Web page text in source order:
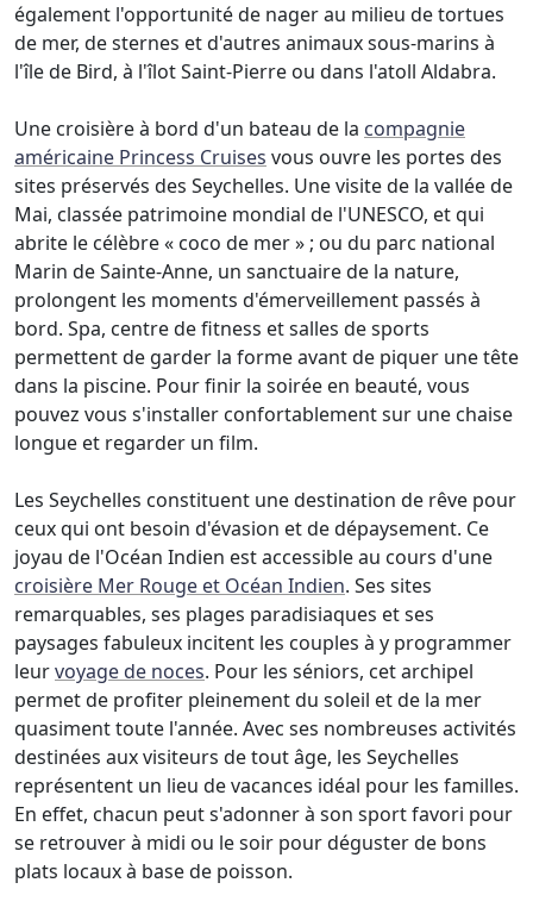
également l'opportunité de nager au milieu de tortues
de mer, de sternes et d'autres animaux sous-marins à
l'île de Bird, à l'îlot Saint-Pierre ou dans l'atoll Aldabra.
Une croisière à bord d'un bateau de la compagnie
américaine Princess Cruises vous ouvre les portes des
sites préservés des Seychelles. Une visite de la vallée de
Mai, classée patrimoine mondial de l'UNESCO, et qui
abrite le célèbre « coco de mer » ; ou du parc national
Marin de Sainte-Anne, un sanctuaire de la nature,
prolongent les moments d'émerveillement passés à
bord. Spa, centre de fitness et salles de sports
permettent de garder la forme avant de piquer une tête
dans la piscine. Pour finir la soirée en beauté, vous
pouvez vous s'installer confortablement sur une chaise
longue et regarder un film.
Les Seychelles constituent une destination de rêve pour
ceux qui ont besoin d'évasion et de dépaysement. Ce
joyau de l'Océan Indien est accessible au cours d'une
croisière Mer Rouge et Océan Indien. Ses sites
remarquables, ses plages paradisiaques et ses
paysages fabuleux incitent les couples à y programmer
leurvoyage de noces. Pour les séniors, cet archipel
permet de profiter pleinement du soleil et de la mer
quasiment toute l'année. Avec ses nombreuses activités
destinées aux visiteurs de tout âge, les Seychelles
représentent un lieu de vacances idéal pour les familles.
En effet, chacun peut s'adonner à son sport favori pour
se retrouver à midi ou le soir pour déguster de bons
plats locaux à base de poisson.